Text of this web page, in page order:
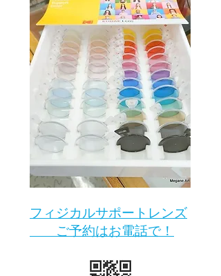
​フィジカルサポートレンズ
ご予約はお電話で！